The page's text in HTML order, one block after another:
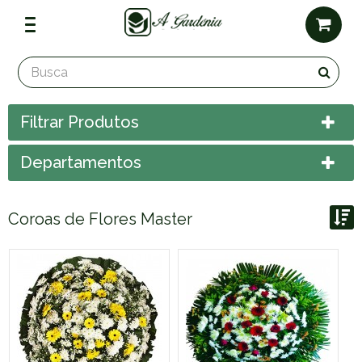
Filtrar Produtos
Departamentos
Coroas de Flores Master
Ordenar por:
Exibir até: